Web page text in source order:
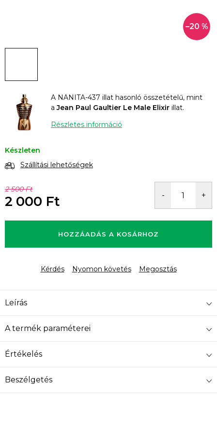
–20 %
A NANITA-437 illat hasonló összetételű, mint
aJean Paul Gaultier Le Male Elixir illat.
Részletes információ
Készleten
Szállítási lehetőségek
2 500 Ft
2 000 Ft
HOZZÁADÁS A KOSÁRHOZ
Kérdés Nyomon követés Megosztás
Leírás
A termék paraméterei
Értékelés
Beszélgetés